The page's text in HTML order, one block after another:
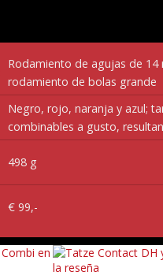
Rodamiento de agujas de 14
rodamiento de bolas grande
Negro, rojo, naranja y azul;
combinables a gusto,
498 g
€ 99,-